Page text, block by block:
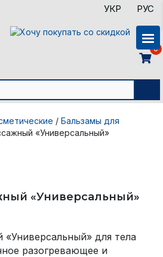
УКР РУС
0
/ Бальзамы для
«Универсальный»
«Универсальный»
для тела
разогревающее и